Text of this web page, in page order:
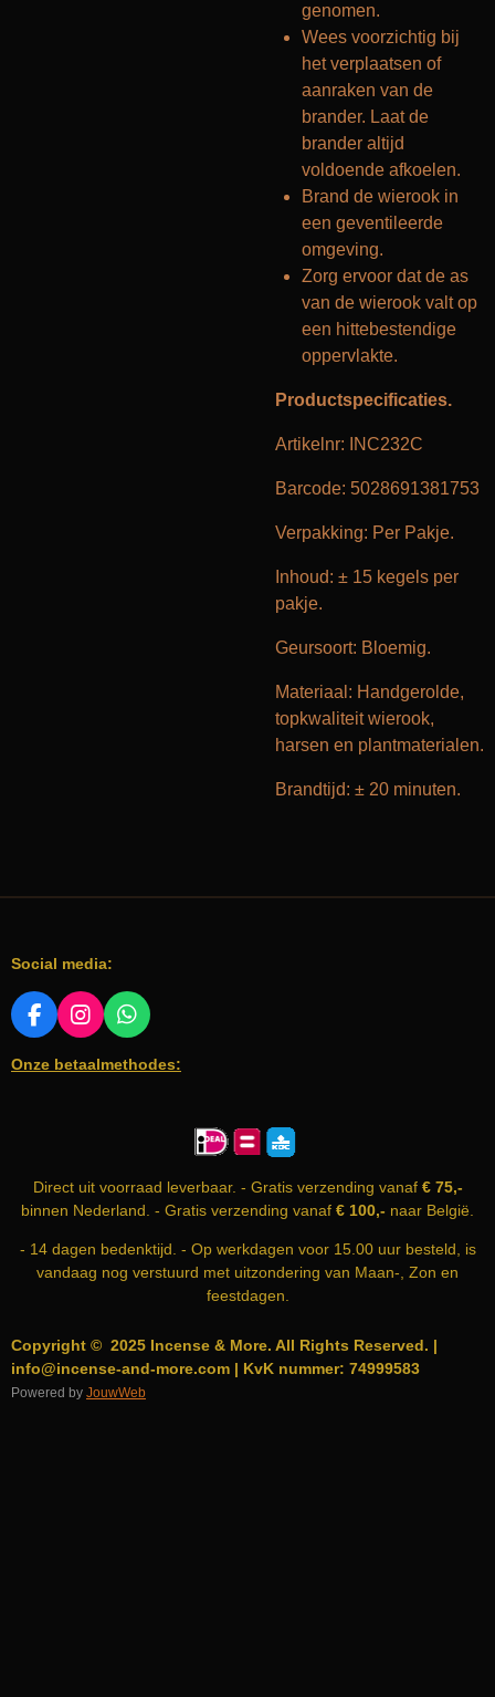
genomen.
Wees voorzichtig bij
het verplaatsen of
aanraken van de
brander. Laat de
brander altijd
voldoende afkoelen.
Brand de wierook in
een geventileerde
omgeving.
Zorg ervoor dat de as
van de wierook valt op
een hittebestendige
oppervlakte.
Productspecificaties.
Artikelnr: INC232C
Barcode: 5028691381753
Verpakking: Per Pakje.
Inhoud: ± 15 kegels per
pakje.
Geursoort: Bloemig.
Materiaal: Handgerolde,
topkwaliteit wierook,
harsen en plantmaterialen.
Brandtijd: ± 20 minuten.
Social media:
F
C
I
S
M
W
A
Onze betaalmethodes:
Direct uit voorraad leverbaar. - Gratis verzending vanaf€ 75,-
binnen Nederland. - Gratis verzending vanaf € 100,- naar België.
- 14 dagen bedenktijd. - Op werkdagen voor 15.00 uur besteld, is
vandaag nog verstuurd met uitzondering van Maan-, Zon en
feestdagen.
Copyright © 2025 Incense & More. All Rights Reserved. |
info@incense-and-more.com | KvK nummer: 74999583
Powered by JouwWeb